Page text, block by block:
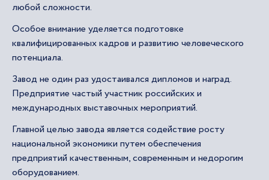
любой сложности.
Особое внимание уделяется подготовке
квалифицированных кадров и развитию человеческого
потенциала.
Завод не один раз удостаивался дипломов и наград.
Предприятие частый участник российских и
международных выставочных мероприятий.
Главной целью завода является содействие росту
национальной экономики путем обеспечения
предприятий качественным, современным и недорогим
оборудованием.